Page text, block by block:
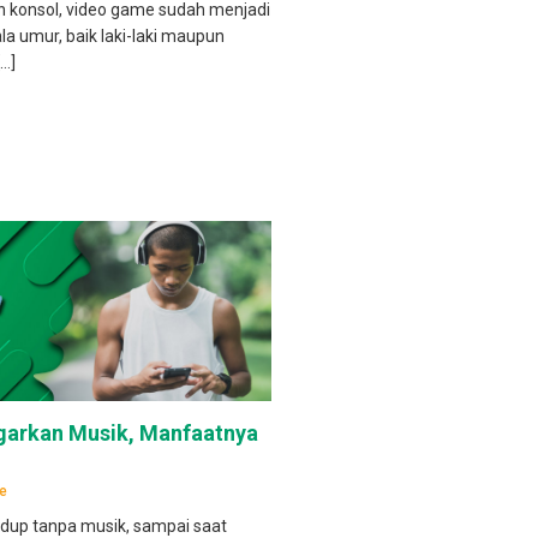
konsol, video game sudah menjadi
umur, baik laki-laki maupun
Musik, Manfaatnya
tanpa musik, sampai saat